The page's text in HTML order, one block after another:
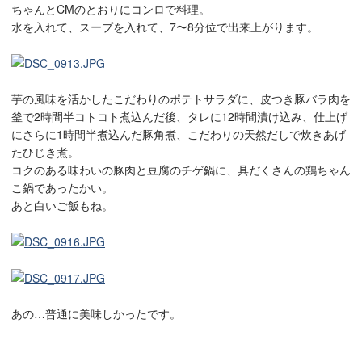
ちゃんとCMのとおりにコンロで料理。
水を入れて、スープを入れて、7〜8分位で出来上がります。
芋の風味を活かしたこだわりのポテトサラダに、皮つき豚バラ肉を
釜で2時間半コトコト煮込んだ後、タレに12時間漬け込み、仕上げ
にさらに1時間半煮込んだ豚角煮、こだわりの天然だしで炊きあげ
たひじき煮。
コクのある味わいの豚肉と豆腐のチゲ鍋に、具だくさんの鶏ちゃん
こ鍋であったかい。
あと白いご飯もね。
あの…普通に美味しかったです。